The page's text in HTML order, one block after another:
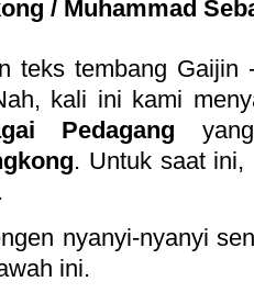
/ Muhammad
teks tembang Gaijin
kali ini kami
Pedagang
. Untuk saat
nyanyi-nyanyi
ini.